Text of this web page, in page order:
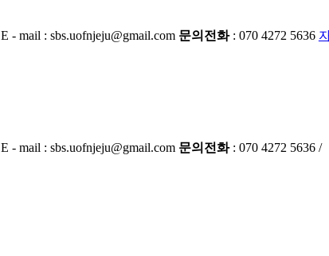
E - mail : sbs.uofnjeju@gmail.com 문의전화: 070 4272 5636
E - mail : sbs.uofnjeju@gmail.com 문의전화: 070 4272 5636 /